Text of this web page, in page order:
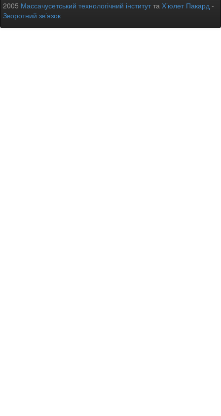
2005 Массачусетський технологічний інститутта Х’юлет Пакард -
Зворотний зв’язок